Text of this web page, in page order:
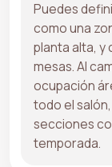
Puedes
como una
planta alta, y
mesas. Al
ocupación
todo el
secciones
temporada.